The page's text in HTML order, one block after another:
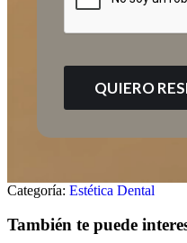
Categoría: Estética Dental
También te puede